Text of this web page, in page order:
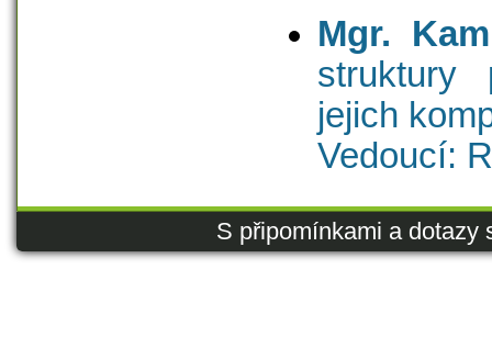
Mgr.
struktury
jejich
Vedoucí:
S připomínkami a dotazy